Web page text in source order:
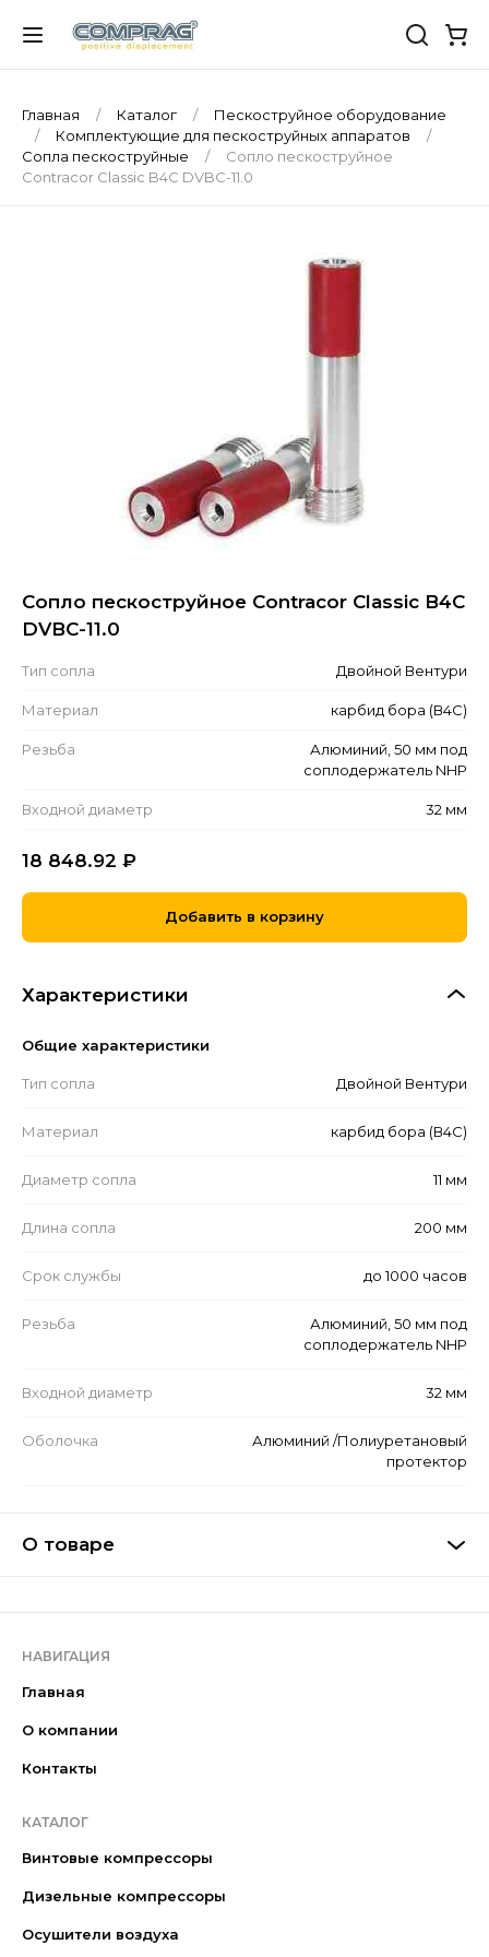
Главная Каталог
Пескоструйное оборудование
Комплектующие для пескоструйных аппаратов
Сопла пескоструйные
Сопло пескоструйное
Contracor Classic B4C DVBC-11.0
Сопло пескоструйное Contracor Classic B4C
DVBC-11.0
Тип сопла Двойной Вентури
Материал карбид бора (В4С)
Резьба
Алюминий, 50 мм под
соплодержатель NHP
Входной диаметр 32 мм
18 848.92 ₽
Добавить в корзину
Характеристики
Общие характеристики
Тип сопла Двойной Вентури
Материал карбид бора (В4С)
Диаметр сопла 11 мм
Длина сопла 200 мм
Срок службы до 1000 часов
Резьба
Алюминий, 50 мм под
соплодержатель NHP
Входной диаметр 32 мм
Оболочка
Алюминий /Полиуретановый
протектор
О товаре
НАВИГАЦИЯ
Главная
О компании
Контакты
КАТАЛОГ
Винтовые компрессоры
Дизельные компрессоры
Осушители воздуха